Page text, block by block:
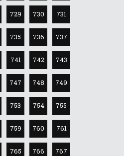
729 730 731
735 736 737
741 742 743
747 748 749
753 754 755
759 760 761
765 766 767